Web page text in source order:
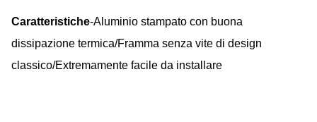
Caratteristiche-Aluminio stampato con buona
dissipazione termica/Framma senza vite di design
classico/Extremamente facile da installare